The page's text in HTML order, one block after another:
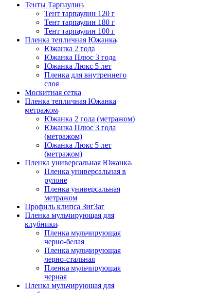
Тенты Тарпаулин
Тент тарпаулин 120 г
Тент тарпаулин 180 г
Тент тарпаулин 100 г
Пленка тепличная Южанка
Южанка 2 года
Южанка Плюс 3 года
Южанка Люкс 5 лет
Пленка для внутреннего
слоя
Москитная сетка
Пленка тепличная Южанка
метражом
Южанка 2 года (метражом)
Южанка Плюс 3 года
(метражом)
Южанка Люкс 5 лет
(метражом)
Пленка универсальная Южанка
Пленка универсальная в
рулоне
Пленка универсальная
метражом
Профиль клипса ЗигЗаг
Пленка мульчирующая для
клубники
Пленка мульчирующая
черно-белая
Пленка мульчирующая
черно-стальная
Пленка мульчирующая
черная
Пленка мульчирующая для